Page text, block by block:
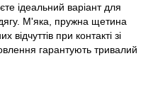
ідеальний варіант для
М'яка, пружна щетина
при контакті зі
гарантують тривалий